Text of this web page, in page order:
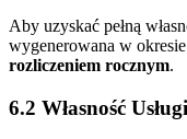
Aby uzyskać pełną
wygenerowana w
rozliczeniem rocznym.
6.2 Własność Usługi